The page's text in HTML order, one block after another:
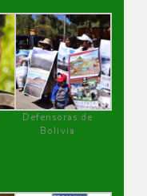
Defensoras de
Bolivia